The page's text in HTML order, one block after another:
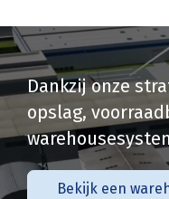
Dankzij onze
opslag,
Bekijk een